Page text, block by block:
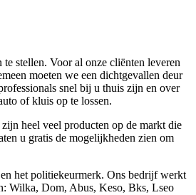
stellen. Voor al onze cliënten leveren
moeten we een dichtgevallen deur
snel bij u thuis zijn en over
of kluis op te lossen.
heel veel producten op de markt die
u gratis de mogelijkheden zien om
het politiekeurmerk. Ons bedrijf werkt
Wilka, Dom, Abus, Keso, Bks, Lseo